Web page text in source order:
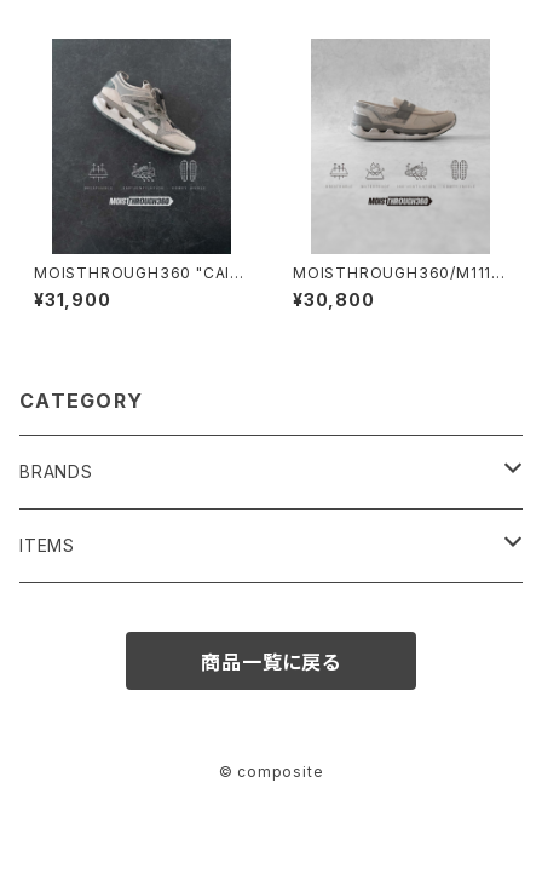
MOISTHROUGH360 "CAICI
AS"/M1120M#3/モイスルー3
60"カイキアス"
¥31,900
MOISTHROUGH360/M1111
M#2/特許取得・通気防水システ
ム採用”モイスルー360''全天候
¥30,800
CATEGORY
BRANDS
SENTI FLATTER THE SENSES
ACCESSORIES
ITEMS
ACCESSORIES
商品一覧に戻る
© composite